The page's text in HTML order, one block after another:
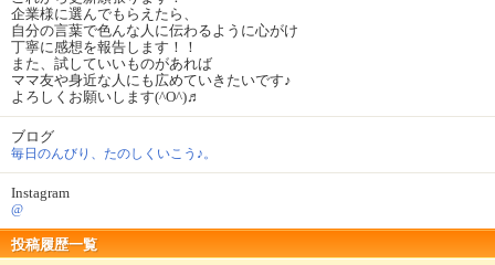
企業様に選んでもらえたら、
自分の言葉で色んな人に伝わるように心がけ
丁寧に感想を報告します！！
また、試していいものがあれば
ママ友や身近な人にも広めていきたいです♪
よろしくお願いします(^O^)♬
ブログ
毎日のんびり、たのしくいこう♪。
Instagram
@
投稿履歴一覧